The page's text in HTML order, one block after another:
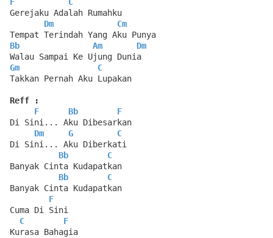
Gerejaku Adalah Rumahku
Dm
Cm
Tempat Terindah Yang Aku Punya
Bb
Am
Dm
Walau Sampai Ke Ujung Dunia
Gm
C
Takkan Pernah Aku Lupakan
Reff :
F
Bb
F
Di Sini... Aku Dibesarkan
Dm
G
C
Di Sini... Aku Diberkati
Bb
C
Banyak Cinta Kudapatkan
Bb
C
Banyak Cinta Kudapatkan
F
Cuma Di Sini
C
F
Kurasa Bahagia